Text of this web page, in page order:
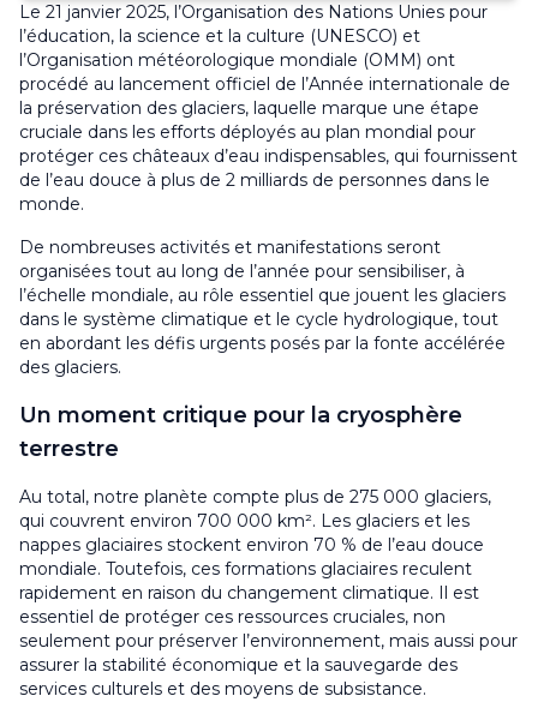
Le 21 janvier 2025, l’Organisation des Nations Unies pour
l’éducation, la science et la culture (UNESCO) et
l’Organisation météorologique mondiale (OMM) ont
procédé au lancement officiel de l’Année internationale de
la préservation des glaciers, laquelle marque une étape
cruciale dans les efforts déployés au plan mondial pour
protéger ces châteaux d’eau indispensables, qui fournissent
de l’eau douce à plus de 2 milliards de personnes dans le
monde.
De nombreuses activités et manifestations seront
organisées tout au long de l’année pour sensibiliser, à
l’échelle mondiale, au rôle essentiel que jouent les glaciers
dans le système climatique et le cycle hydrologique, tout
en abordant les défis urgents posés par la fonte accélérée
des glaciers.
Un moment critique pour la cryosphère
terrestre
Au total, notre planète compte plus de 275 000 glaciers,
qui couvrent environ 700 000 km². Les glaciers et les
nappes glaciaires stockent environ 70 % de l’eau douce
mondiale. Toutefois, ces formations glaciaires reculent
rapidement en raison du changement climatique. Il est
essentiel de protéger ces ressources cruciales, non
seulement pour préserver l’environnement, mais aussi pour
assurer la stabilité économique et la sauvegarde des
services culturels et des moyens de subsistance.